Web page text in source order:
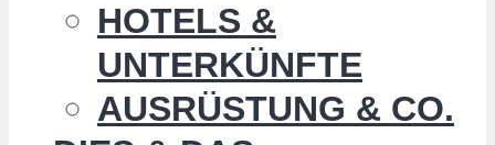
HOTELS &
UNTERKÜNFTE
AUSRÜSTUNG & CO.